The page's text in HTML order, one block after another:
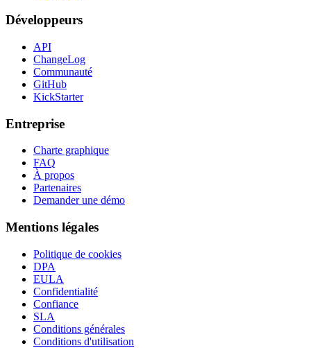
Développeurs
API
ChangeLog
Communauté
GitHub
KickStarter
Entreprise
Charte graphique
FAQ
À propos
Partenaires
Demander une démo
Mentions légales
Politique de cookies
DPA
EULA
Confidentialité
Confiance
SLA
Conditions générales
Conditions d'utilisation